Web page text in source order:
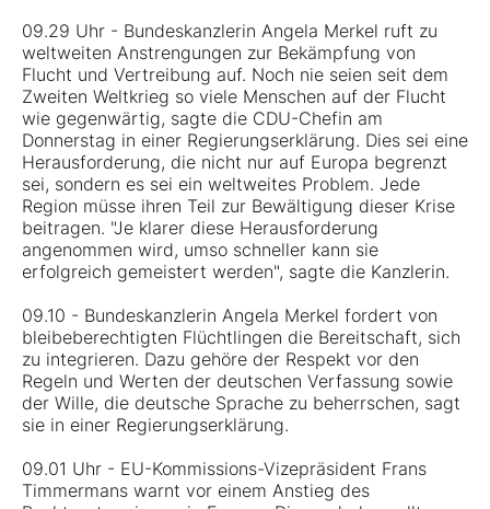
09.29 Uhr - Bundeskanzlerin Angela Merkel ruft zu
weltweiten Anstrengungen zur Bekämpfung von
Flucht und Vertreibung auf. Noch nie seien seit dem
Zweiten Weltkrieg so viele Menschen auf der Flucht
wie gegenwärtig, sagte die CDU-Chefin am
Donnerstag in einer Regierungserklärung. Dies sei eine
Herausforderung, die nicht nur auf Europa begrenzt
sei, sondern es sei ein weltweites Problem. Jede
Region müsse ihren Teil zur Bewältigung dieser Krise
beitragen. "Je klarer diese Herausforderung
angenommen wird, umso schneller kann sie
erfolgreich gemeistert werden", sagte die Kanzlerin.
09.10 - Bundeskanzlerin Angela Merkel fordert von
bleibeberechtigten Flüchtlingen die Bereitschaft, sich
zu integrieren. Dazu gehöre der Respekt vor den
Regeln und Werten der deutschen Verfassung sowie
der Wille, die deutsche Sprache zu beherrschen, sagt
sie in einer Regierungserklärung.
09.01 Uhr - EU-Kommissions-Vizepräsident Frans
Timmermans warnt vor einem Anstieg des